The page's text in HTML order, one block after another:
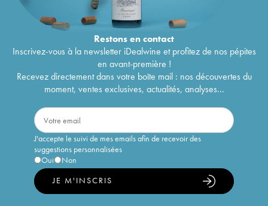
Restons encontact
Inscrivez-vous à la newsletter iDealwine et profitez de nos pépites
en avant-première !
Recevez directement dans votre boîte mail : nos découvertes du
moment, ventes exclusives, actualités, analyses...
J'accepte le suivi de mes emails afin de recevoir des
suggestions personnalisées
Oui
Non
JE M'INSCRIS